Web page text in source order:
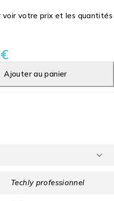
voir votre prix et les quantités
€
Ajouter au panier
Techly professionnel